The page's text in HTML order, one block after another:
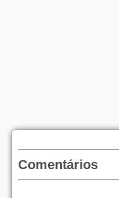
Comentários